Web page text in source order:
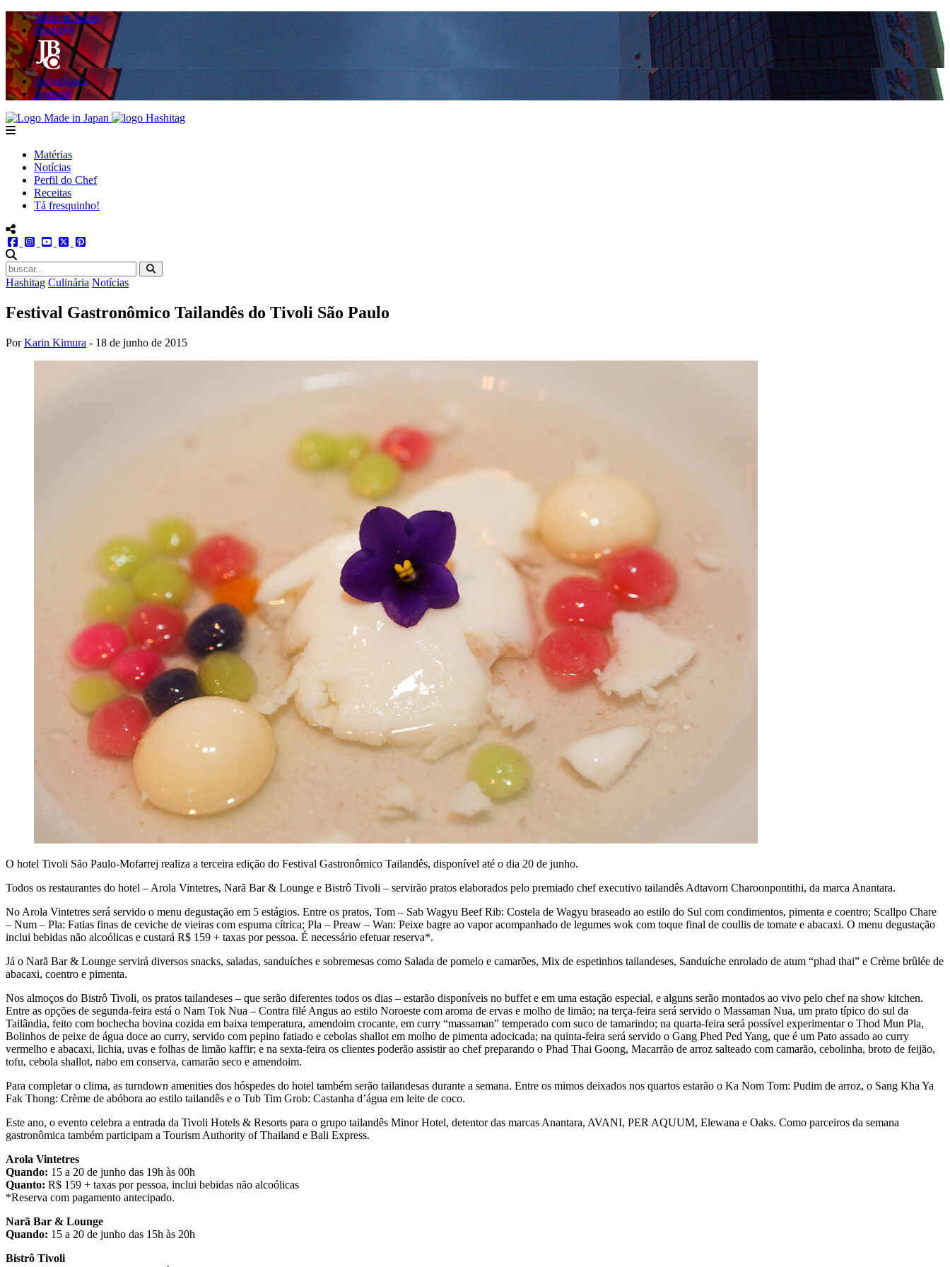
Made in Japan
Hashitag
AkibaSpace
Agenda
Powered By Made in Japan
Hashitag
menu
Matérias
Notícias
Perfil do Chef
Receitas
Tá fresquinho!
menu redes social
facebookinstagram
youtube
twitter
Hashitag Culinária Notícias
Festival Gastronômico Tailandês do Tivoli São Paulo
PorKarin Kimura - 18 de junho de 2015
O hotel Tivoli São Paulo-Mofarrej realiza a terceira edição do Festival Gastronômico Tailandês, disponível até o dia 20 de junho.
Todos os restaurantes do hotel – Arola Vintetres, Narã Bar & Lounge e Bistrô Tivoli – servirão pratos elaborados pelo premiado chef executivo tailandês Adtavorn Charoonpontithi, da marca Anantara.
No Arola Vintetres será servido o menu degustação em 5 estágios. Entre os pratos, Tom – Sab Wagyu Beef Rib: Costela de Wagyu braseado ao estilo do Sul com condimentos, pimenta e coentro; Scallpo Chare
– Num – Pla: Fatias finas de ceviche de vieiras com espuma cítrica; Pla – Preaw – Wan: Peixe bagre ao vapor acompanhado de legumes wok com toque final de coullis de tomate e abacaxi. O menu degustação
inclui bebidas não alcoólicas e custará R$ 159 + taxas por pessoa. É necessário efetuar reserva*.
Já o Narã Bar & Lounge servirá diversos snacks, saladas, sanduíches e sobremesas como Salada de pomelo e camarões, Mix de espetinhos tailandeses, Sanduíche enrolado de atum “phad thai” e Crème brûlée de
abacaxi, coentro e pimenta.
Nos almoços do Bistrô Tivoli, os pratos tailandeses – que serão diferentes todos os dias – estarão disponíveis no buffet e em uma estação especial, e alguns serão montados ao vivo pelo chef na show kitchen.
Entre as opções de segunda-feira está o Nam Tok Nua – Contra filé Angus ao estilo Noroeste com aroma de ervas e molho de limão; na terça-feira será servido o Massaman Nua, um prato típico do sul da
Tailândia, feito com bochecha bovina cozida em baixa temperatura, amendoim crocante, em curry “massaman” temperado com suco de tamarindo; na quarta-feira será possível experimentar o Thod Mun Pla,
Bolinhos de peixe de água doce ao curry, servido com pepino fatiado e cebolas shallot em molho de pimenta adocicada; na quinta-feira será servido o Gang Phed Ped Yang, que é um Pato assado ao curry
vermelho e abacaxi, lichia, uvas e folhas de limão kaffir; e na sexta-feira os clientes poderão assistir ao chef preparando o Phad Thai Goong, Macarrão de arroz salteado com camarão, cebolinha, broto de feijão,
tofu, cebola shallot, nabo em conserva, camarão seco e amendoim.
Para completar o clima, as turndown amenities dos hóspedes do hotel também serão tailandesas durante a semana. Entre os mimos deixados nos quartos estarão o Ka Nom Tom: Pudim de arroz, o Sang Kha Ya
Fak Thong: Crème de abóbora ao estilo tailandês e o Tub Tim Grob: Castanha d’água em leite de coco.
Este ano, o evento celebra a entrada da Tivoli Hotels & Resorts para o grupo tailandês Minor Hotel, detentor das marcas Anantara, AVANI, PER AQUUM, Elewana e Oaks. Como parceiros da semana
gastronômica também participam a Tourism Authority of Thailand e Bali Express.
Arola Vintetres
Quando: 15 a 20 de junho das 19h às 00h
Quanto: R$ 159 + taxas por pessoa, inclui bebidas não alcoólicas
*Reserva com pagamento antecipado.
Narã Bar & Lounge
Quando: 15 a 20 de junho das 15h às 20h
Bistrô Tivoli